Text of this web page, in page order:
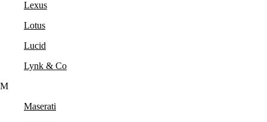
Lexus
Lotus
Lucid
Lynk & Co
M
Maserati